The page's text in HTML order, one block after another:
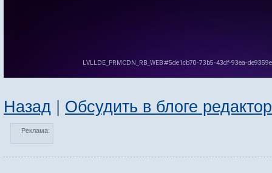
Назад | Обсудить в блоге
Реклама: